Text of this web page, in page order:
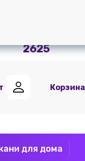
2625
Корзина
для дома